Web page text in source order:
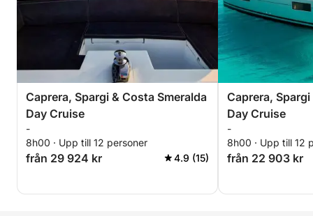
Caprera, Spargi & Costa Smeralda
Day Cruise
-
8h00 · Upp till 12 personer
från 29 924 kr 4.9 (15)
Caprera,
Day Cruise
-
8h00 · Upp till 12
från 22 903 kr